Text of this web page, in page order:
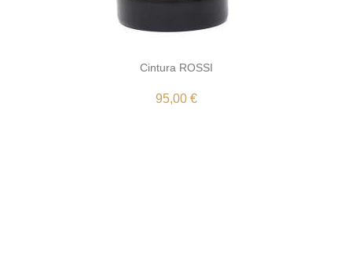
Cintura ROSSI
95,00 €